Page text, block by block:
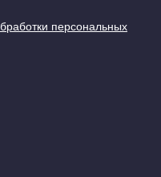
персональных